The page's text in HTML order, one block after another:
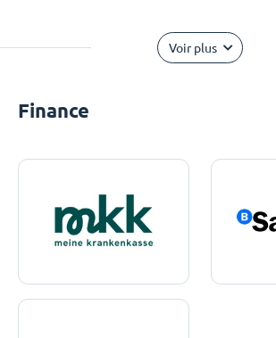
Voir plus
Finance